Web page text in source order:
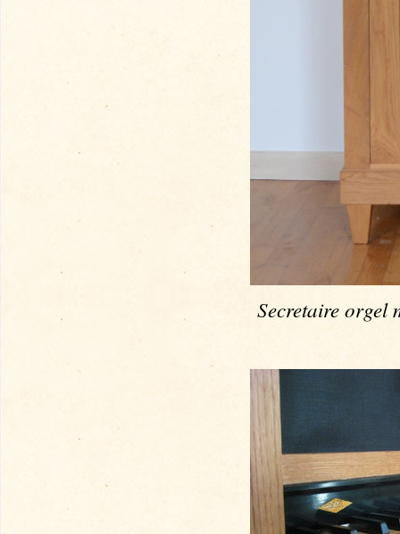
Secretaire orgel